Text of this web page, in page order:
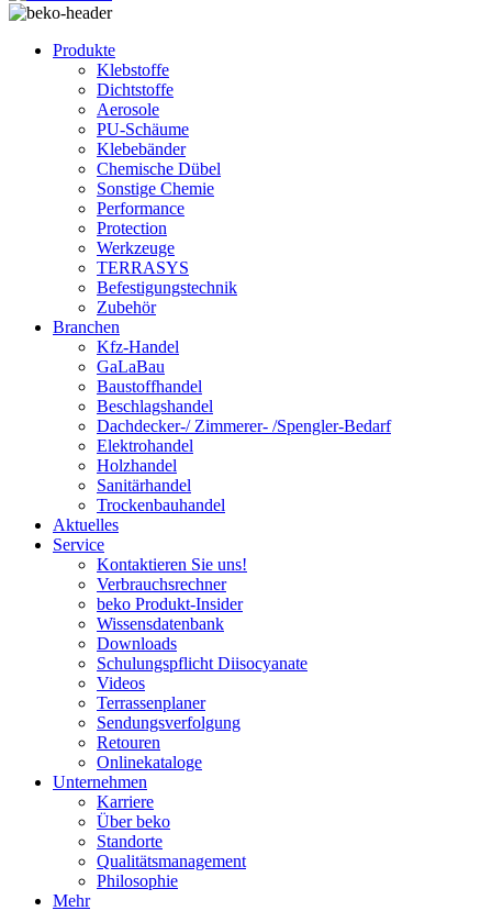
Produkte
Klebstoffe
Dichtstoffe
Aerosole
PU-Schäume
Klebebänder
Chemische Dübel
Sonstige Chemie
Performance
Protection
Werkzeuge
TERRASYS
Befestigungstechnik
Zubehör
Branchen
Kfz-Handel
GaLaBau
Baustoffhandel
Beschlagshandel
Dachdecker-/ Zimmerer- /Spengler-Bedarf
Elektrohandel
Holzhandel
Sanitärhandel
Trockenbauhandel
Aktuelles
Service
Kontaktieren Sie uns!
Verbrauchsrechner
beko Produkt-Insider
Wissensdatenbank
Downloads
Schulungspflicht Diisocyanate
Videos
Terrassenplaner
Sendungsverfolgung
Retouren
Onlinekataloge
Unternehmen
Karriere
Über beko
Standorte
Qualitätsmanagement
Philosophie
Mehr